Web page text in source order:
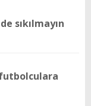
sıkılmayın